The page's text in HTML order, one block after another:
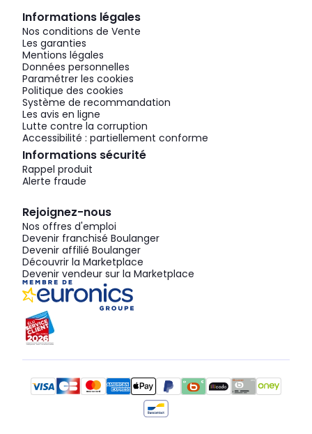
Informations légales
Nos conditions de Vente
Les garanties
Mentions légales
Données personnelles
Paramétrer les cookies
Politique des cookies
Système de recommandation
Les avis en ligne
Lutte contre la corruption
Accessibilité : partiellement conforme
Informations sécurité
Rappel produit
Alerte fraude
Rejoignez-nous
Nos offres d'emploi
Devenir franchisé Boulanger
Devenir affilié Boulanger
Découvrir la Marketplace
Devenir vendeur sur la Marketplace